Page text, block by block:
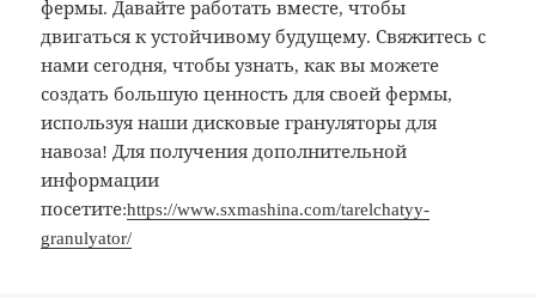
фермы. Давайте работать вместе, чтобы
двигаться к устойчивому будущему. Свяжитесь с
нами сегодня, чтобы узнать, как вы можете
создать большую ценность для своей фермы,
используя наши дисковые грануляторы для
навоза! Для получения дополнительной
информации
посетите:https://www.sxmashina.com/tarelchatyy-
granulyator/